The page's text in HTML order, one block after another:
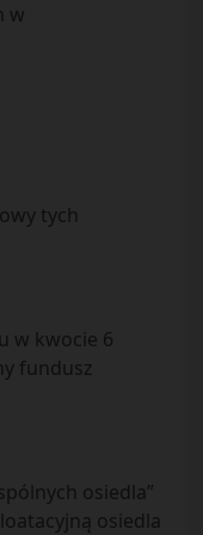
w
tych
w kwocie 6
fundusz
osiedla”
osiedla